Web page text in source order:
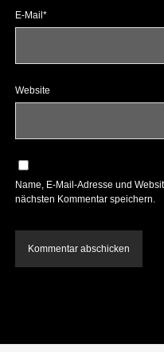
E-Mail*
Website
Name, E-Mail-Adresse und
nächsten Kommentar speichern.